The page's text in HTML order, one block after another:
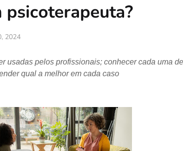
psicoterapeuta?
2024
usadas pelos profissionais; conhecer cada uma
qual a melhor em cada caso